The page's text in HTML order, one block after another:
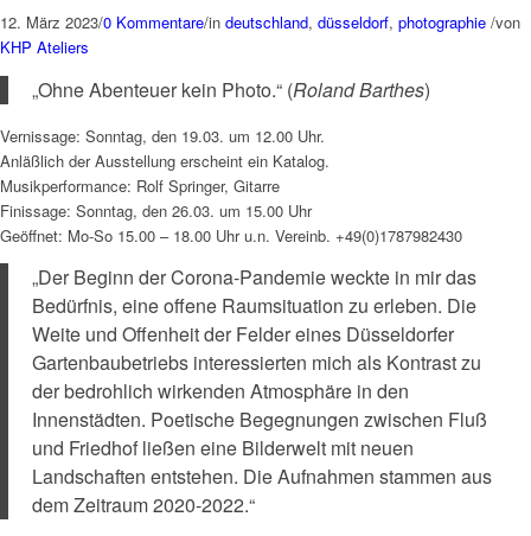
12. März 2023/0 Kommentare/in deutschland, düsseldorf, photographie /von
KHP Ateliers
„Ohne Abenteuer kein Photo.“ (Roland Barthes)
Vernissage: Sonntag, den 19.03. um 12.00 Uhr.
Anläßlich der Ausstellung erscheint ein Katalog.
Musikperformance: Rolf Springer, Gitarre
Finissage: Sonntag, den 26.03. um 15.00 Uhr
Geöffnet: Mo-So 15.00 – 18.00 Uhr u.n. Vereinb. +49(0)1787982430
„Der Beginn der Corona-Pandemie weckte in mir das
Bedürfnis, eine offene Raumsituation zu erleben. Die
Weite und Offenheit der Felder eines Düsseldorfer
Gartenbaubetriebs interessierten mich als Kontrast zu
der bedrohlich wirkenden Atmosphäre in den
Innenstädten. Poetische Begegnungen zwischen Fluß
und Friedhof ließen eine Bilderwelt mit neuen
Landschaften entstehen. Die Aufnahmen stammen aus
dem Zeitraum 2020-2022.“